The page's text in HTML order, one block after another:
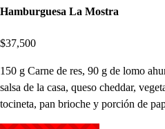
Hamburguesa La Mostra
$37,500
150 g Carne de res, 90 g de lomo
salsa de la casa, queso cheddar,
tocineta, pan brioche y porción de